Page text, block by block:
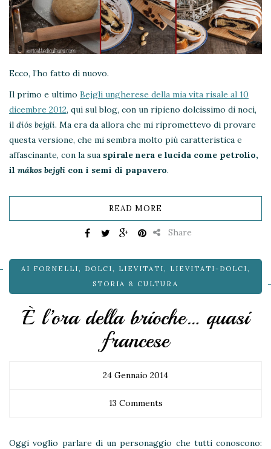
Ecco, l’ho fatto di nuovo.
Il primo e ultimo Bejgli ungherese della mia vita risale al 10
dicembre 2012, qui sul blog, con un ripieno dolcissimo di noci,
il diós bejgli. Ma era da allora che mi ripromettevo di provare
questa versione, che mi sembra molto più caratteristica e
affascinante, con la sua spirale nera e lucida come petrolio,
il mákos bejgli con i semi di papavero.
READ MORE
Share
AI FORNELLI, DOLCI, LIEVITATI, LIEVITATI-DOLCI,
STORIA & CULTURA
È l’ora della brioche… quasi
francese
24 Gennaio 2014
13 Comments
Oggi voglio parlare di un personaggio che tutti conoscono: